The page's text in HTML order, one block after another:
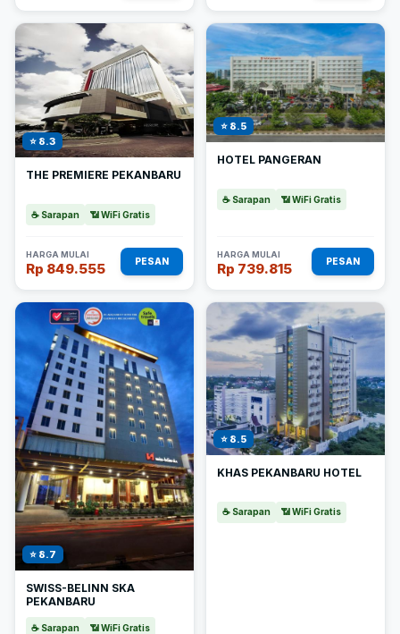
⭐ 8.3
THE PREMIERE PEKANBARU
☕ Sarapan 📶 WiFi Gratis
HARGA MULAI
Rp 849.555 PESAN
⭐ 8.5
HOTEL PANGERAN
☕ Sarapan 📶 WiFi Gratis
HARGA MULAI
Rp 739.815 PESAN
⭐ 8.7
SWISS-BELINN SKA
PEKANBARU
☕ Sarapan 📶 WiFi Gratis
⭐ 8.5
KHAS PEKANBARU HOTEL
☕ Sarapan 📶 WiFi Gratis